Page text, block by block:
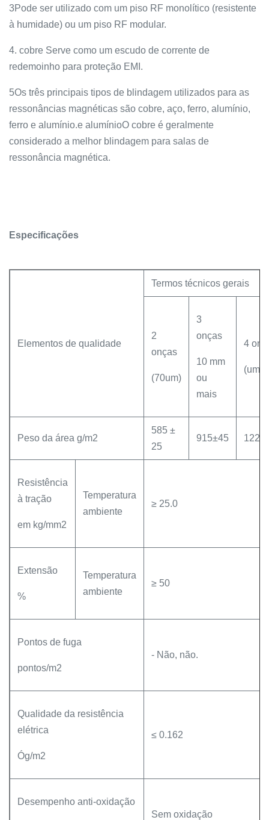
3Pode ser utilizado com um piso RF monolítico (resistente
à humidade) ou um piso RF modular.
4. cobre Serve como um escudo de corrente de
redemoinho para proteção EMI.
5Os três principais tipos de blindagem utilizados para as
ressonâncias magnéticas são cobre, aço, ferro, alumínio,
ferro e alumínio.e alumínioO cobre é geralmente
considerado a melhor blindagem para salas de
ressonância magnética.
Especificações
Elementos de qualidade
Termos técnicos gerais
2
onças
(70um)
3
onças
10 mm
ou
mais
4
(um)
Peso da área g/m2
585 ±
25
915±45
Resistência
à tração
em kg/mm2
Temperatura
ambiente
≥ 25.0
Extensão
%
Temperatura
ambiente
≥ 50
Pontos de fuga
pontos/m2
- Não, não.
Qualidade da resistência
elétrica
Óg/m2
≤ 0.162
Desempenho anti-oxidação
Sem oxidação